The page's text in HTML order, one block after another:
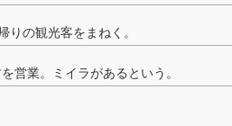
りの観光客をまねく。
営業。ミイラがあるという。